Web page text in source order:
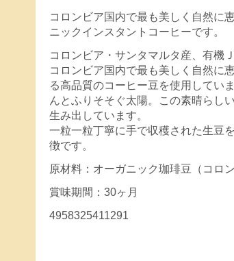
コロンビア国内で最も美しく自然に
ニックインスタントコーヒーです。
コロンビア・サンタマルタ産、有機
コロンビア国内で最も美しく自然に
る高品質のコーヒー豆を使用してい
んとふりそそぐ太陽。この素晴らし
生み出しています。
一粒一粒丁寧に手で収穫された生豆
徴です。
原材料：オーガニック珈琲豆（コロン
賞味期間：30ヶ月
4958325411291